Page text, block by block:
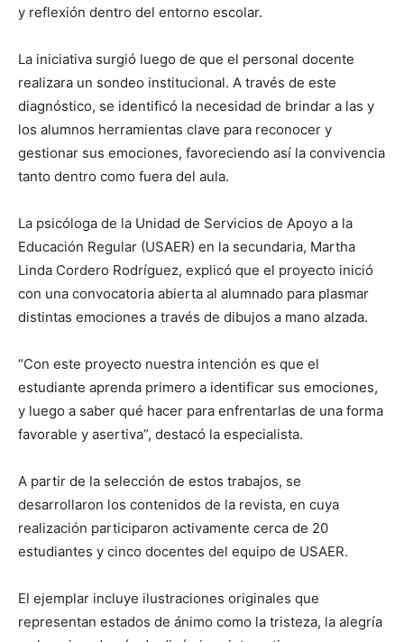
y reflexión dentro del entorno escolar.
La iniciativa surgió luego de que el personal docente
realizara un sondeo institucional. A través de este
diagnóstico, se identificó la necesidad de brindar a las y
los alumnos herramientas clave para reconocer y
gestionar sus emociones, favoreciendo así la convivencia
tanto dentro como fuera del aula.
La psicóloga de la Unidad de Servicios de Apoyo a la
Educación Regular (USAER) en la secundaria, Martha
Linda Cordero Rodríguez, explicó que el proyecto inició
con una convocatoria abierta al alumnado para plasmar
distintas emociones a través de dibujos a mano alzada.
“Con este proyecto nuestra intención es que el
estudiante aprenda primero a identificar sus emociones,
y luego a saber qué hacer para enfrentarlas de una forma
favorable y asertiva”, destacó la especialista.
A partir de la selección de estos trabajos, se
desarrollaron los contenidos de la revista, en cuya
realización participaron activamente cerca de 20
estudiantes y cinco docentes del equipo de USAER.
El ejemplar incluye ilustraciones originales que
representan estados de ánimo como la tristeza, la alegría